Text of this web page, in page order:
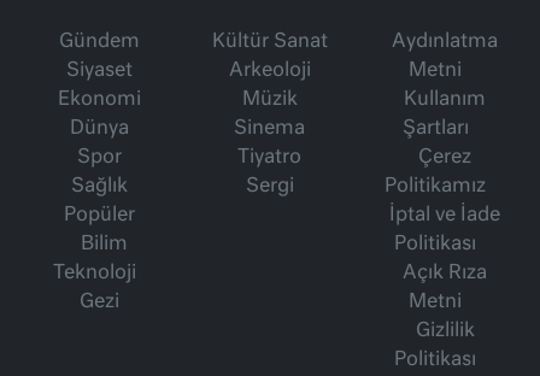
Gündem
Siyaset
Ekonomi
Dünya
Spor
Sağlık
Popüler
Bilim
Teknoloji
Gezi
Kültür Sanat
Arkeoloji
Müzik
Sinema
Tiyatro
Sergi
Aydınlatma
Metni
Kullanım
Şartları
Çerez
Politikamız
İptal ve İade
Politikası
Açık Rıza
Metni
Gizlilik
Politikası